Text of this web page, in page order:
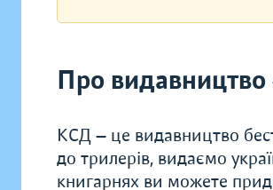
Про
КСД — це видавництво
до трилерів, видаємо
книгарнях ви можете